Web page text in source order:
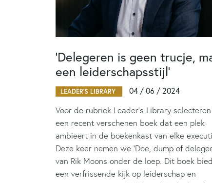
‘Delegeren is geen trucje,
een leiderschapsstijl’
LEADER'S LIBRARY
04 / 06 / 2024
Voor de rubriek Leader’s Library
een recent verschenen boek dat een plek
ambieert in de boekenkast van elke
Deze keer nemen we ‘Doe, dump of
van Rik Moons onder de loep. Dit boek
een verfrissende kijk op leiderschap en